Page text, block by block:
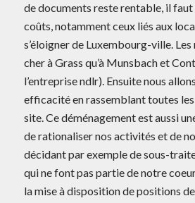
de documents reste rentable, il faut
coûts, notamment ceux liés aux
s’éloigner de Luxembourg-ville.
cher à Grass qu’à Munsbach et
l’entreprise ndlr). Ensuite nous
efficacité en rassemblant toutes
site. Ce déménagement est aussi
de rationaliser nos activités et de
décidant par exemple de sous-
qui ne font pas partie de notre
la mise à disposition de positions